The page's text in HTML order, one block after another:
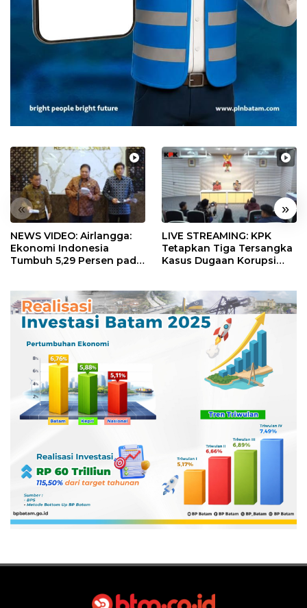
« »
NEWS VIDEO: Airlangga:
Ekonomi Indonesia
Tumbuh 5,29 Persen pada
LIVE STREAMING: KPK
Tetapkan Tiga Tersangka
Kasus Dugaan Korupsi